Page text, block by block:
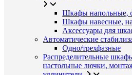
Шкафы напольные,
Шкафы навесные,
Аксессуары для
Автоматические
Одно/трехфазные
Распределительные
настольные лючки,